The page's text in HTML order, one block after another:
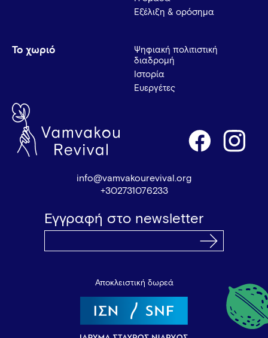
Εξέλιξη & ορόσημα
Το χωριό
Ψηφιακή πολιτιστική
διαδρομή
Ιστορία
Ευεργέτες
info@vamvakourevival.org
+302731076233
Εγγραφή στο newsletter
Αποκλειστική δωρεά